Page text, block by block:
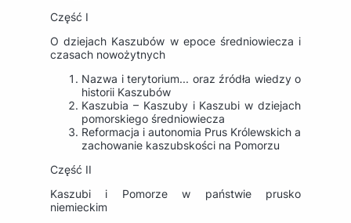
Część I
O dziejach Kaszubów w epoce średniowiecza i
czasach nowożytnych
Nazwa i terytorium... oraz źródła wiedzy o
historii Kaszubów
Kaszubia – Kaszuby i Kaszubi w dziejach
pomorskiego średniowiecza
Reformacja i autonomia Prus Królewskich a
zachowanie kaszubskości na Pomorzu
Część II
Kaszubi i Pomorze w państwie prusko
niemieckim